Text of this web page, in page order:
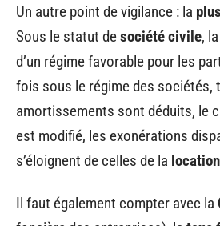
Un autre point de vigilance : la
Sous le statut desociété civile,
d’un régime favorable pour les
fois sous le régime des sociétés,
amortissements sont déduits, le
est modifié, les exonérations
s’éloignent de celles de la
Il faut également compter avec la